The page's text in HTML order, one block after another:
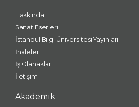
Hakkında
Sanat Eserleri
İstanbul Bilgi Üniversitesi Yayınları
İhaleler
İş Olanakları
İletişim
Akademik